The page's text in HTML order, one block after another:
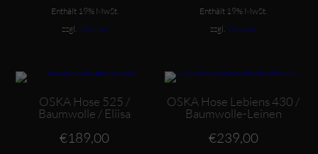
Enthält 19% MwSt.
zzgl.Versand
Enthält 19% MwSt.
zzgl.Versand
Dieses Produkt weist mehrere Varianten auf. Die Optionen können auf der Produktseite gewählt werden
OSKA Hose 525 /
Baumwolle / Eliisa
€189,00
Dieses Produkt weist mehrere Varianten auf. Die Optionen können auf der Produktseite gewählt werden
OSKA Hose Lebiens 430 /
Baumwolle-Leinen
€239,00